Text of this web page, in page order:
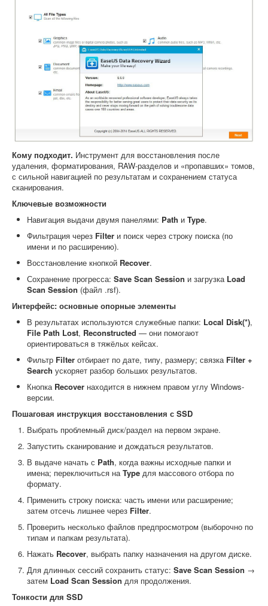
Кому подходит. Инструмент для восстановления после
удаления, форматирования, RAW-разделов и «пропавших» томов,
с сильной навигацией по результатам и сохранением статуса
сканирования.
Ключевые возможности
Навигация выдачи двумя панелями: Path и Type.
Фильтрация через Filter и поиск через строку поиска (по
имени и по расширению).
Восстановление кнопкой Recover.
Сохранение прогресса: Save Scan Session и загрузка Load
Scan Session (файл .rsf).
Интерфейс: основные опорные элементы
В результатах используются служебные папки: Local Disk(*),
File Path Lost, Reconstructed — они помогают
ориентироваться в тяжёлых кейсах.
Фильтр Filter отбирает по дате, типу, размеру; связка Filter +
Search ускоряет разбор больших результатов.
Кнопка Recover находится в нижнем правом углу Windows-
версии.
Пошаговая инструкция восстановления с SSD
Выбрать проблемный диск/раздел на первом экране.
Запустить сканирование и дождаться результатов.
В выдаче начать с Path, когда важны исходные папки и
имена; переключиться наType для массового отбора по
формату.
Применить строку поиска: часть имени или расширение;
затем отсечь лишнее через Filter.
Проверить несколько файлов предпросмотром (выборочно по
типам и папкам результата).
Нажать Recover, выбрать папку назначения на другом диске.
Для длинных сессий сохранить статус: Save Scan Session →
затем Load Scan Session для продолжения.
Тонкости для SSD